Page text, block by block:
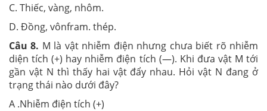
C. Thiếc, vàng, nhôm.
D. Đồng, vônfram. thép.
Câu 8. M là vật nhiễm điện nhưng chưa biết rõ nhiễm
diện tích (+) hay nhiễm điện tích (—). Khi đưa vật M tới
gần vật N thì thấy hai vật đẩy nhau. Hỏi vật N đang ở
trạng thái nào dưới đây?
A .Nhiễm điện tích (+)